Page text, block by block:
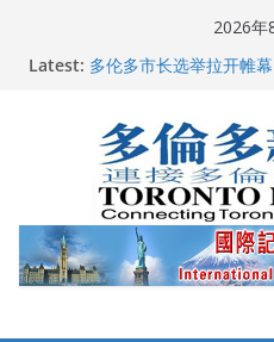
2026年
Latest: 龚晓华参加多伦多骄傲
多伦多市长选举拉开帷
特朗普称加拿大“不友善
关加拿大就业
2026加拿大青少年儿童